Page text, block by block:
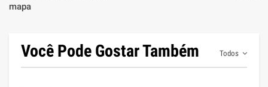
mapa
Todos
Você Pode Gostar Também